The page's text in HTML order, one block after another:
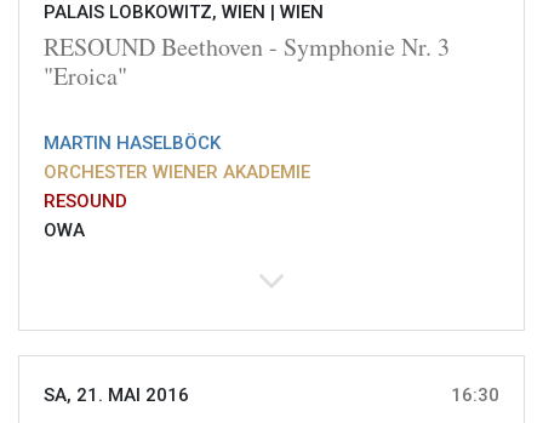
PALAIS LOBKOWITZ, WIEN | WIEN
RESOUND Beethoven - Symphonie Nr. 3
"Eroica"
MARTIN HASELBÖCK
ORCHESTER WIENER AKADEMIE
RESOUND
OWA
SA, 21. MAI 2016 16:30